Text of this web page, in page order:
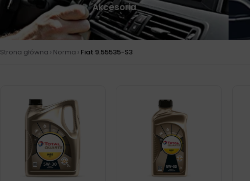
Akcesoria
Strona główna › Norma › Fiat 9.55535-S3